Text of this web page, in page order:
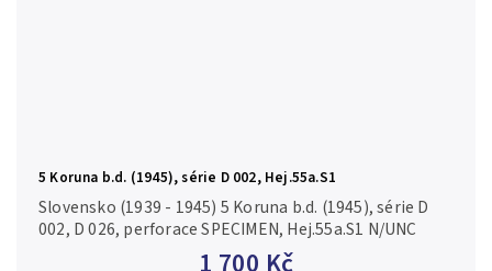
5 Koruna b.d. (1945), série D 002, Hej.55a.S1
Slovensko (1939 - 1945) 5 Koruna b.d. (1945), série D
002, D 026, perforace SPECIMEN, Hej.55a.S1 N/UNC